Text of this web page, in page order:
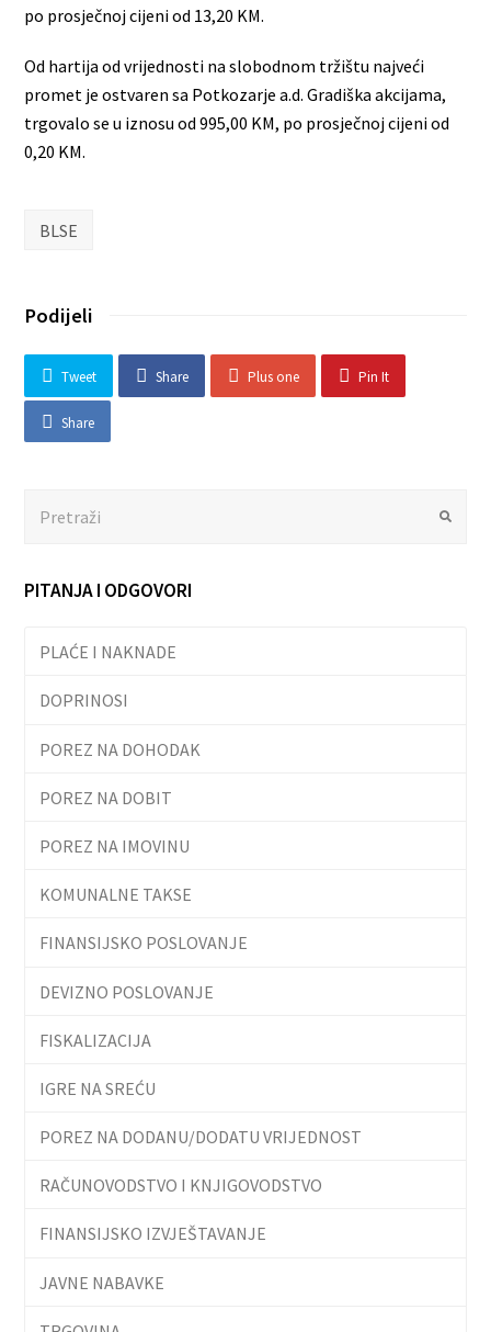
po prosječnoj cijeni od 13,20 KM.
Od hartija od vrijednosti na slobodnom tržištu najveći
promet je ostvaren sa Potkozarje a.d. Gradiška akcijama,
trgovalo se u iznosu od 995,00 KM, po prosječnoj cijeni od
0,20 KM.
BLSE
Podijeli
Tweet Share Plus one Pin It
Share
Submit
PITANJA I ODGOVORI
PLAĆE I NAKNADE
DOPRINOSI
POREZ NA DOHODAK
POREZ NA DOBIT
POREZ NA IMOVINU
KOMUNALNE TAKSE
FINANSIJSKO POSLOVANJE
DEVIZNO POSLOVANJE
FISKALIZACIJA
IGRE NA SREĆU
POREZ NA DODANU/DODATU VRIJEDNOST
RAČUNOVODSTVO I KNJIGOVODSTVO
FINANSIJSKO IZVJEŠTAVANJE
JAVNE NABAVKE